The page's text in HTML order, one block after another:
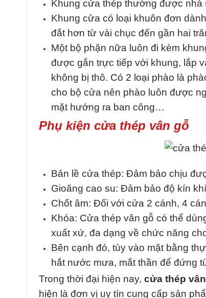
Khung cửa thép thường được nhà
Khung cửa có loại khuôn đơn
đắt hơn từ vài chục đến gần hai
Một bộ phận nữa luôn đi kèm
được gắn trực tiếp với khung, lắp
không bị thô. Có 2 loại phào là
cho bộ cửa nên phào luôn được
mặt hướng ra ban công…
Phụ kiện cửa thép vân gỗ
Bản lề cửa thép: Đảm bảo chịu
Gioăng cao su: Đảm bảo độ kín
Chốt âm: Đối với cửa 2 cánh, 4
Khóa: Cửa thép vân gỗ có thể
xuất xứ, đa dạng về chức năng
Bên cạnh đó, tùy vào mặt bằng
hắt nước mưa, mắt thần để đứng
Trong thời đại hiện nay, cửa thép
hiện là đơn vị uy tín cung cấp sản